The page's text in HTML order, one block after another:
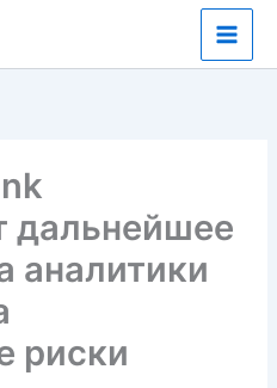
дальнейшее
аналитики
риски